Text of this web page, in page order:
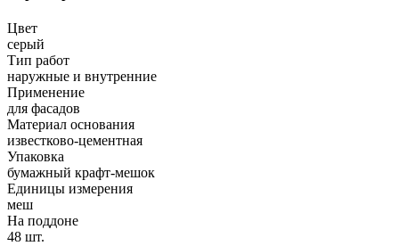
Цвет
серый
Тип работ
наружные и внутренние
Применение
для фасадов
Материал основания
известково-цементная
Упаковка
бумажный крафт-мешок
Единицы измерения
меш
На поддоне
48 шт.